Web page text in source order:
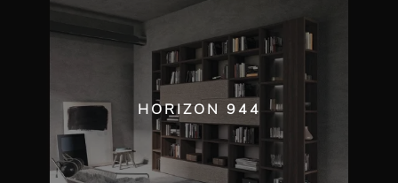
HORIZON 944